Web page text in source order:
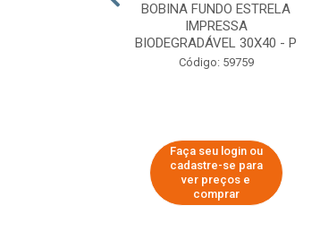
BOBINA FUNDO ESTRELA
IMPRESSA
BIODEGRADÁVEL 30X40 - P
Código: 59759
Faça seu login ou
cadastre-se para
ver preços e
comprar